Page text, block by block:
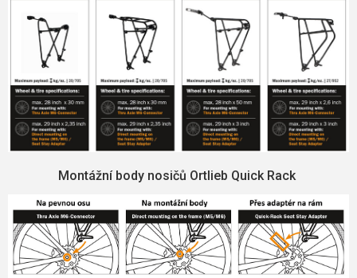
Montážní body nosičů Ortlieb Quick Rack